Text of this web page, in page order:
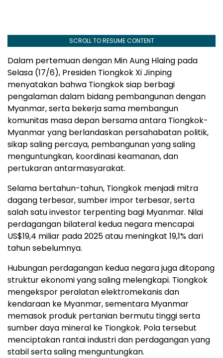
SCROLL TO RESUME CONTENT
Dalam pertemuan dengan Min Aung Hlaing pada
Selasa (17/6), Presiden Tiongkok Xi Jinping
menyatakan bahwa Tiongkok siap berbagi
pengalaman dalam bidang pembangunan dengan
Myanmar, serta bekerja sama membangun
komunitas masa depan bersama antara Tiongkok-
Myanmar yang berlandaskan persahabatan politik,
sikap saling percaya, pembangunan yang saling
menguntungkan, koordinasi keamanan, dan
pertukaran antarmasyarakat.
Selama bertahun-tahun, Tiongkok menjadi mitra
dagang terbesar, sumber impor terbesar, serta
salah satu investor terpenting bagi Myanmar. Nilai
perdagangan bilateral kedua negara mencapai
US$19,4 miliar pada 2025 atau meningkat 19,1% dari
tahun sebelumnya.
Hubungan perdagangan kedua negara juga ditopang
struktur ekonomi yang saling melengkapi. Tiongkok
mengekspor peralatan elektromekanis dan
kendaraan ke Myanmar, sementara Myanmar
memasok produk pertanian bermutu tinggi serta
sumber daya mineral ke Tiongkok. Pola tersebut
menciptakan rantai industri dan perdagangan yang
stabil serta saling menguntungkan.